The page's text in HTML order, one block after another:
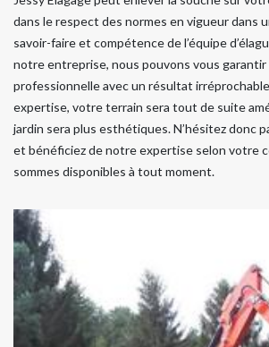
dans le respect des normes en vigueur dans
savoir-faire et compétence de l’équipe
notre entreprise, nous pouvons vous
professionnelle avec un résultat
expertise, votre terrain sera tout de suite
jardin sera plus esthétiques. N’hésitez donc
et bénéficiez de notre expertise selon votre
sommes disponibles à tout moment.